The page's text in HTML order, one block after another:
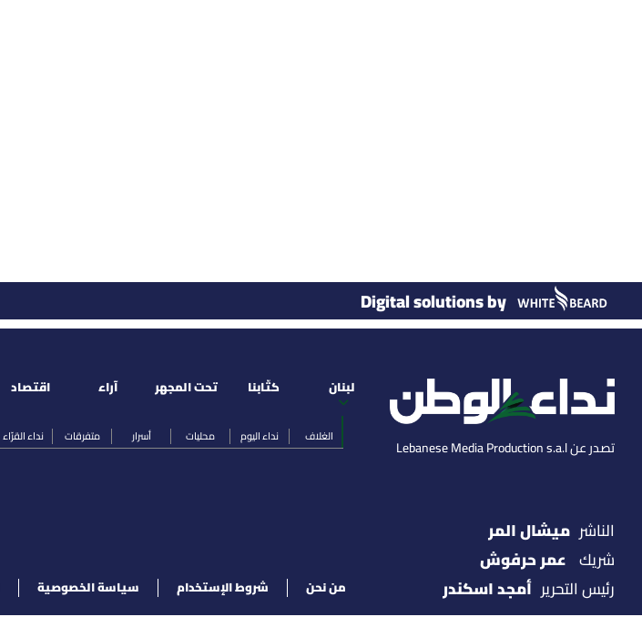
Digital solutions by
تصدر عن Lebanese Media Production s.a.l
لبنان
الغلاف نداء اليوم محليات أسرار متفرقات نداء القرّاء
كتّابنا تحت المجهر آراء اقتصاد
الناشر ميشال المر
شريك عمر حرفوش
رئيس التحرير أمجد اسكندر من نحن شروط الإستخدام سياسة الخصوصية